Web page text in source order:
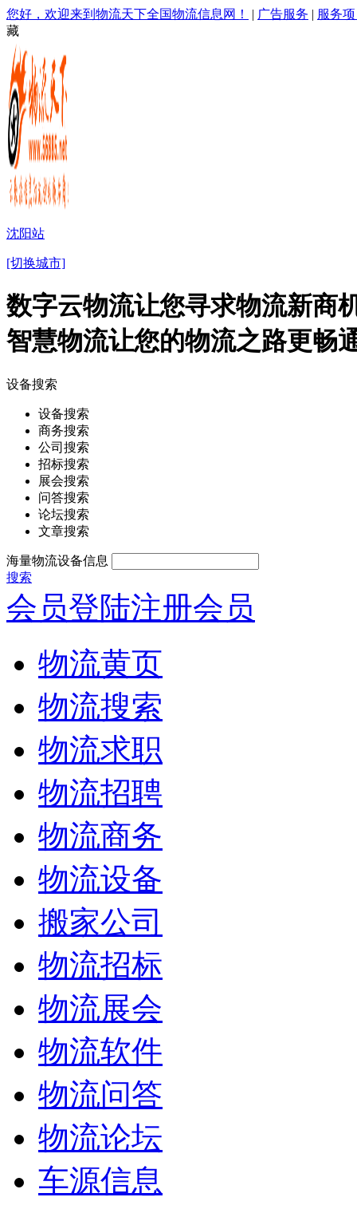
您好，欢迎来到物流天下全国物流信息网！ | 广告服务 | 服务
藏
沈阳站
[切换城市]
数字云物流让您寻求物流新商
智慧物流让您的物流之路更畅
设备搜索
设备搜索
商务搜索
公司搜索
招标搜索
展会搜索
问答搜索
论坛搜索
文章搜索
海量物流设备信息
搜索
会员登陆注册会员
物流黄页
物流搜索
物流求职
物流招聘
物流商务
物流设备
搬家公司
物流招标
物流展会
物流软件
物流问答
物流论坛
车源信息